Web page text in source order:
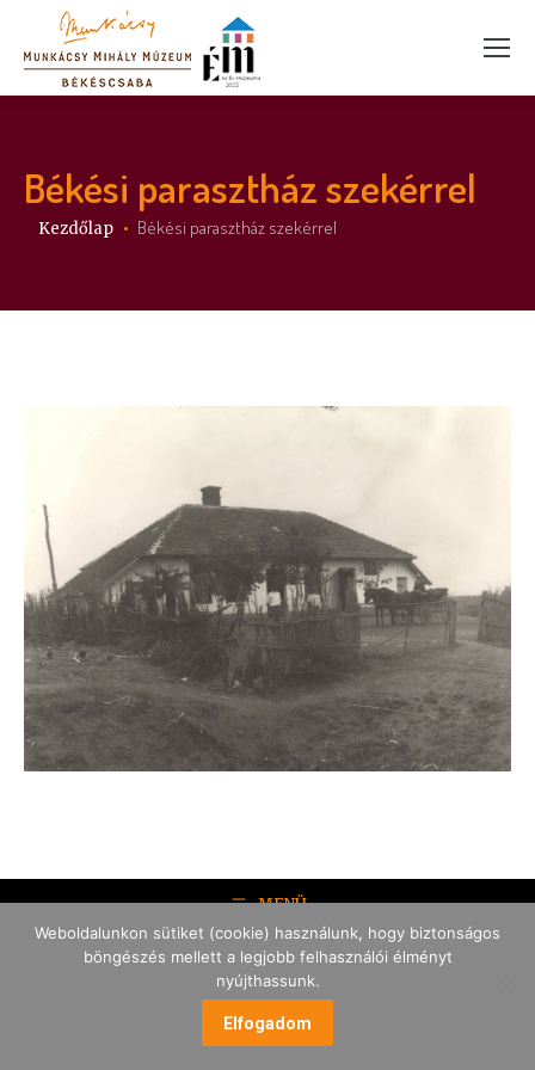
Békési parasztház szekérrel
Itt vagy:
Kezdőlap Békési parasztház szekérrel
MENÜ
Weboldalunkon sütiket (cookie) használunk, hogy biztonságos
böngészés mellett a legjobb felhasználói élményt
nyújthassunk.
Elfogadom